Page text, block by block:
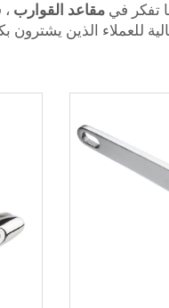
تفكر في مقاعد القوارب
للعملاء الذين